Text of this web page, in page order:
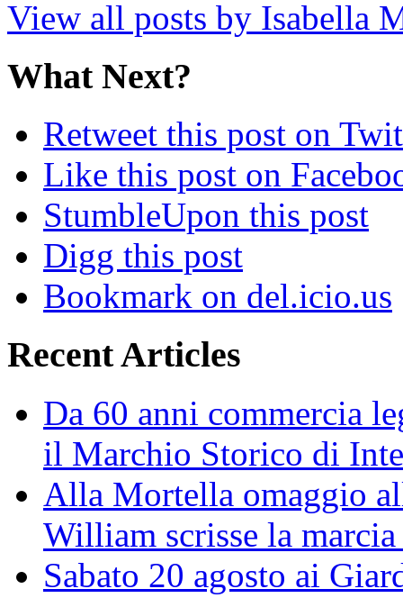
View all posts by Isabella
What Next?
Retweet this post on
Like this post on
StumbleUpon this post
Digg this post
Bookmark on del.icio.us
Recent Articles
Da 60 anni commercia
il Marchio Storico di
Alla Mortella omaggio
William scrisse la
Sabato 20 agosto ai